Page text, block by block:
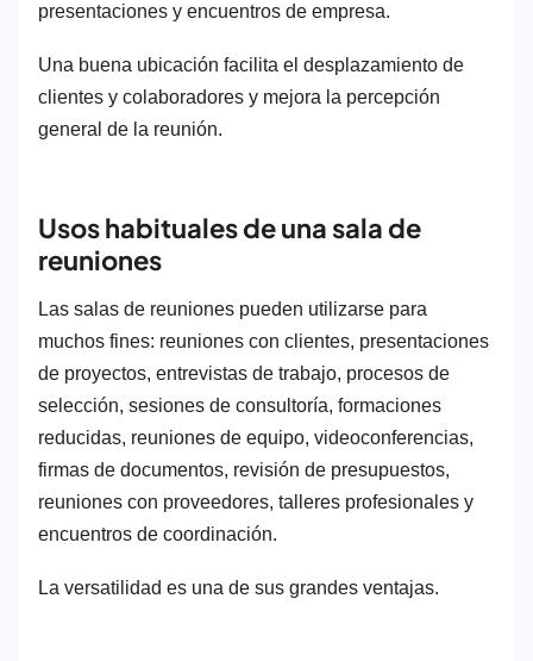
presentaciones y encuentros de empresa.
Una buena ubicación facilita el desplazamiento de
clientes y colaboradores y mejora la percepción
general de la reunión.
Usos habituales de una sala de
reuniones
Las salas de reuniones pueden utilizarse para
muchos fines: reuniones con clientes, presentaciones
de proyectos, entrevistas de trabajo, procesos de
selección, sesiones de consultoría, formaciones
reducidas, reuniones de equipo, videoconferencias,
firmas de documentos, revisión de presupuestos,
reuniones con proveedores, talleres profesionales y
encuentros de coordinación.
La versatilidad es una de sus grandes ventajas.